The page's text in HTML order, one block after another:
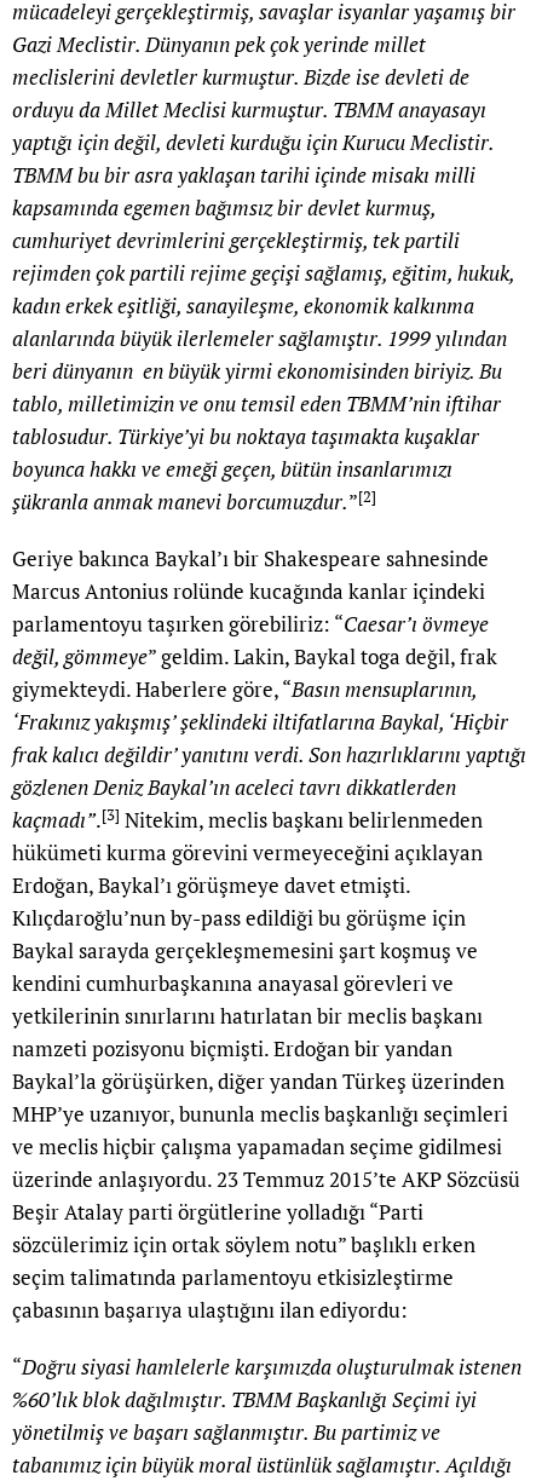
mücadeleyi gerçekleştirmiş, savaşlar isyanlar yaşamış bir
Gazi Meclistir. Dünyanın pek çok yerinde millet
meclislerini devletler kurmuştur. Bizde ise devleti de
orduyu da Millet Meclisi kurmuştur. TBMM anayasayı
yaptığı için değil, devleti kurduğu için Kurucu Meclistir.
TBMM bu bir asra yaklaşan tarihi içinde misakı milli
kapsamında egemen bağımsız bir devlet kurmuş,
cumhuriyet devrimlerini gerçekleştirmiş, tek partili
rejimden çok partili rejime geçişi sağlamış, eğitim, hukuk,
kadın erkek eşitliği, sanayileşme, ekonomik kalkınma
alanlarında büyük ilerlemeler sağlamıştır. 1999 yılından
beri dünyanın en büyük yirmi ekonomisinden biriyiz. Bu
tablo, milletimizin ve onu temsil eden TBMM’nin iftihar
tablosudur. Türkiye’yi bu noktaya taşımakta kuşaklar
boyunca hakkı ve emeği geçen, bütün insanlarımızı
şükranla anmak manevi borcumuzdur.”[2]
Geriye bakınca Baykal’ı bir Shakespeare sahnesinde
Marcus Antonius rolünde kucağında kanlar içindeki
parlamentoyu taşırken görebiliriz: “Caesar’ı övmeye
değil, gömmeye” geldim. Lakin, Baykal toga değil, frak
giymekteydi. Haberlere göre, “Basın mensuplarının,
‘Frakınız yakışmış’ şeklindeki iltifatlarına Baykal, ‘Hiçbir
frak kalıcı değildir’ yanıtını verdi. Son hazırlıklarını yaptığı
gözlenen Deniz Baykal’ın aceleci tavrı dikkatlerden
kaçmadı”.[3] Nitekim, meclis başkanı belirlenmeden
hükümeti kurma görevini vermeyeceğini açıklayan
Erdoğan, Baykal’ı görüşmeye davet etmişti.
Kılıçdaroğlu’nun by-pass edildiği bu görüşme için
Baykal sarayda gerçekleşmemesini şart koşmuş ve
kendini cumhurbaşkanına anayasal görevleri ve
yetkilerinin sınırlarını hatırlatan bir meclis başkanı
namzeti pozisyonu biçmişti. Erdoğan bir yandan
Baykal’la görüşürken, diğer yandan Türkeş üzerinden
MHP’ye uzanıyor, bununla meclis başkanlığı seçimleri
ve meclis hiçbir çalışma yapamadan seçime gidilmesi
üzerinde anlaşıyordu. 23 Temmuz 2015’te AKP Sözcüsü
Beşir Atalay parti örgütlerine yolladığı “Parti
sözcülerimiz için ortak söylem notu” başlıklı erken
seçim talimatında parlamentoyu etkisizleştirme
çabasının başarıya ulaştığını ilan ediyordu:
“Doğru siyasi hamlelerle karşımızda oluşturulmak istenen
%60’lık blok dağılmıştır. TBMM Başkanlığı Seçimi iyi
yönetilmiş ve başarı sağlanmıştır. Bu partimiz ve
tabanımız için büyük moral üstünlük sağlamıştır. Açıldığı